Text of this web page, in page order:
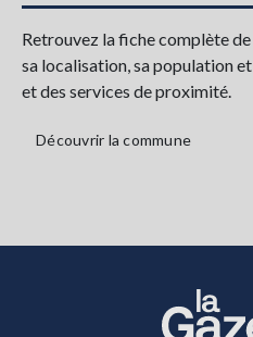
Retrouvez la fiche complète
sa localisation, sa population
et des services de proximité.
Découvrir la commune